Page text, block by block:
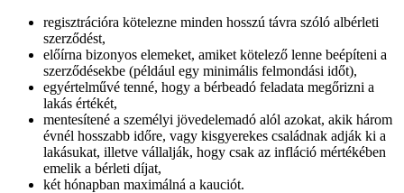
regisztrációra kötelezne minden hosszú távra szóló albérleti
szerződést,
előírna bizonyos elemeket, amiket kötelező lenne beépíteni a
szerződésekbe (például egy minimális felmondási időt),
egyértelművé tenné, hogy a bérbeadó feladata megőrizni a
lakás értékét,
mentesítené a személyi jövedelemadó alól azokat, akik három
évnél hosszabb időre, vagy kisgyerekes családnak adják ki a
lakásukat, illetve vállalják, hogy csak az infláció mértékében
emelik a bérleti díjat,
két hónapban maximálná a kauciót.